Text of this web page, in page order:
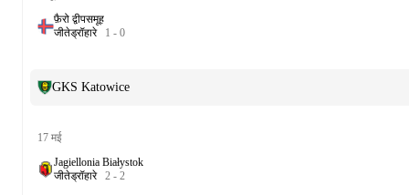
फ़ैरो द्वीपसमूह
जीतेड्रॉहारे 1 - 0
GKS Katowice
17 मई
Jagiellonia Białystok
जीतेड्रॉहारे 2 - 2